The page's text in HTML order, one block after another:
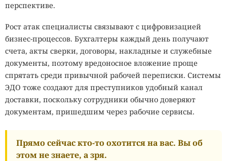
перспективе.
Рост атак специалисты связывают с цифровизацией
бизнес-процессов. Бухгалтеры каждый день получают
счета, акты сверки, договоры, накладные и служебные
документы, поэтому вредоносное вложение проще
спрятать среди привычной рабочей переписки. Системы
ЭДО тоже создают для преступников удобный канал
доставки, поскольку сотрудники обычно доверяют
документам, пришедшим через рабочие сервисы.
Прямо сейчас кто-то охотится на вас. Вы об
этом не знаете, а зря.